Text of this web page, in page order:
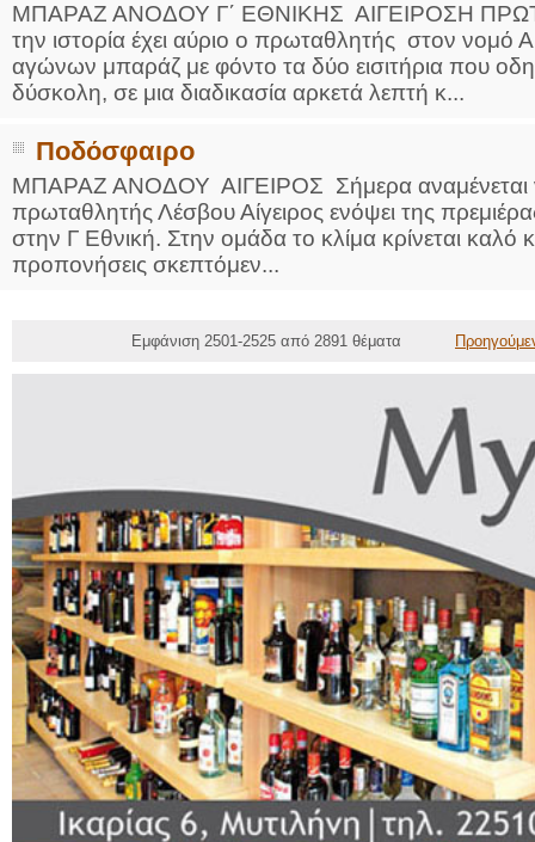
ΜΠΑΡΑΖ ΑΝΟΔΟΥ Γ΄ ΕΘΝΙΚΗΣ ΑΙΓΕΙΡΟΣΗ
την ιστορία έχει αύριο ο πρωταθλητής στον νομό
αγώνων μπαράζ με φόντο τα δύο εισιτήρια που
δύσκολη, σε μια διαδικασία αρκετά λεπτή κ...
Ποδόσφαιρο
ΜΠΑΡΑΖ ΑΝΟΔΟΥ ΑΙΓΕΙΡΟΣ Σήμερα αναμένεται
πρωταθλητής Λέσβου Αίγειρος ενόψει της
στην Γ Εθνική. Στην ομάδα το κλίμα κρίνεται καλό
προπονήσεις σκεπτόμεν...
Εμφάνιση 2501-2525 από 2891 θέματα